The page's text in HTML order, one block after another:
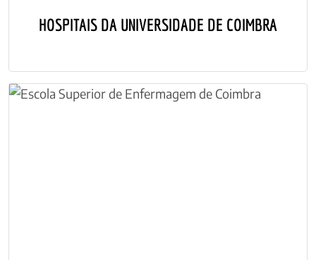
HOSPITAIS DA UNIVERSIDADE DE COIMBRA